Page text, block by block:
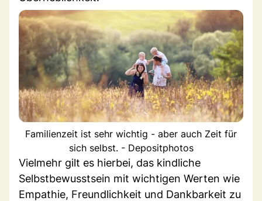
Familienzeit ist sehr wichtig - aber auch Zeit für
sich selbst. - Depositphotos
Vielmehr gilt es hierbei, das kindliche
Selbstbewusstsein mit wichtigen Werten wie
Empathie, Freundlichkeit und Dankbarkeit zu